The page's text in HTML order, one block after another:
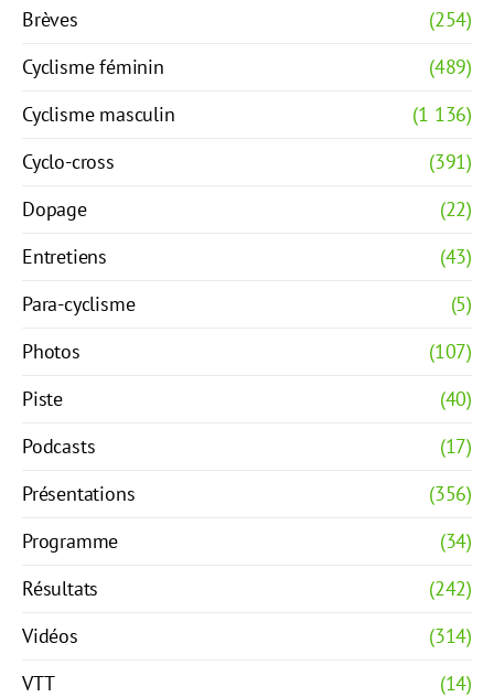
Brèves
(254)
Cyclisme féminin
(489)
Cyclisme masculin
(1 136)
Cyclo-cross
(391)
Dopage
(22)
Entretiens
(43)
Para-cyclisme
(5)
Photos
(107)
Piste
(40)
Podcasts
(17)
Présentations
(356)
Programme
(34)
Résultats
(242)
Vidéos
(314)
VTT
(14)